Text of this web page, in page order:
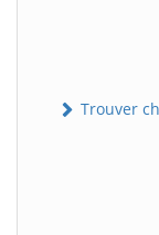
Trouver